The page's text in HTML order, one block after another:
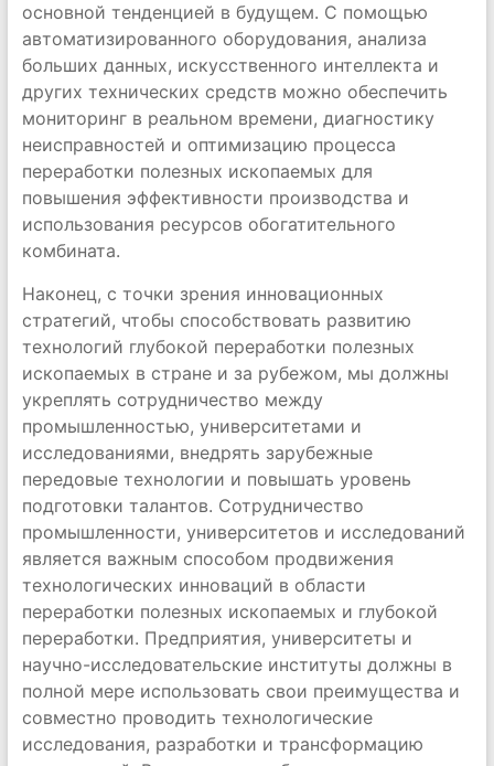
основной тенденцией в будущем. С помощью
автоматизированного оборудования, анализа
больших данных, искусственного интеллекта и
других технических средств можно обеспечить
мониторинг в реальном времени, диагностику
неисправностей и оптимизацию процесса
переработки полезных ископаемых для
повышения эффективности производства и
использования ресурсов обогатительного
комбината.
Наконец, с точки зрения инновационных
стратегий, чтобы способствовать развитию
технологий глубокой переработки полезных
ископаемых в стране и за рубежом, мы должны
укреплять сотрудничество между
промышленностью, университетами и
исследованиями, внедрять зарубежные
передовые технологии и повышать уровень
подготовки талантов. Сотрудничество
промышленности, университетов и исследований
является важным способом продвижения
технологических инноваций в области
переработки полезных ископаемых и глубокой
переработки. Предприятия, университеты и
научно-исследовательские институты должны в
полной мере использовать свои преимущества и
совместно проводить технологические
исследования, разработки и трансформацию